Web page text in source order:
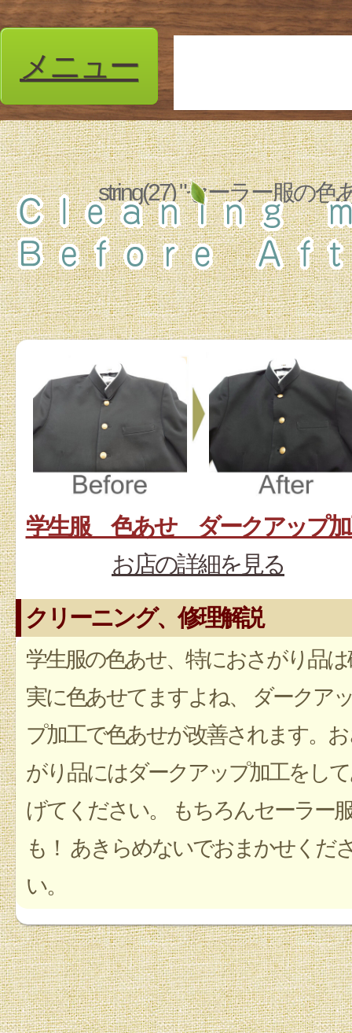
メニュー
string(27) "セーラー服の
学生服 色あせ ダークアップ加
お店の詳細を見る
クリーニング、修理解説
学生服の色あせ、特におさがり品は
実に色あせてますよね、 ダークア
プ加工で色あせが改善されます。
がり品にはダークアップ加工をし
げてください。 もちろんセーラー
も！ あきらめないでおまかせくだ
い。